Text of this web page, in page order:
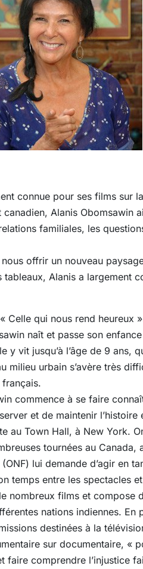
connue pour ses films sur
Alanis Obomsawin
familiales, les
offrir un nouveau
Alanis a largement
Celle qui nous rend heureux
naît et passe son
y vit jusqu’à l’âge de 9 ans,
milieu urbain s’avère très
commence à se faire
et de maintenir
au Town Hall, à New York.
tournées au Canada,
lui demande d’agir en
temps entre les spectacles
nombreux films et compose
nations indiennes. En
destinées à la
sur documentaire, «
comprendre l’injustice